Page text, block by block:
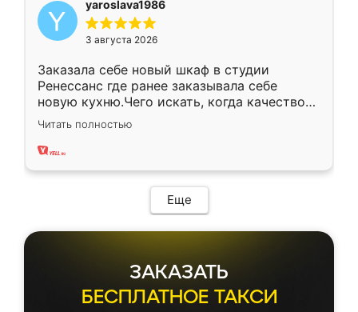
yaroslava1986
3 августа 2026
Заказала себе новый шкаф в студии
Ренессанс где ранее заказывала себе
новую кухню.Чего искать, когда качеством
вполне довольна. Служит кухня уже почти
два года, нареканий нет.
Читать полностью
Еще
ЗАКАЗАТЬ
БЕСПЛАТНОЕ ТАКСИ